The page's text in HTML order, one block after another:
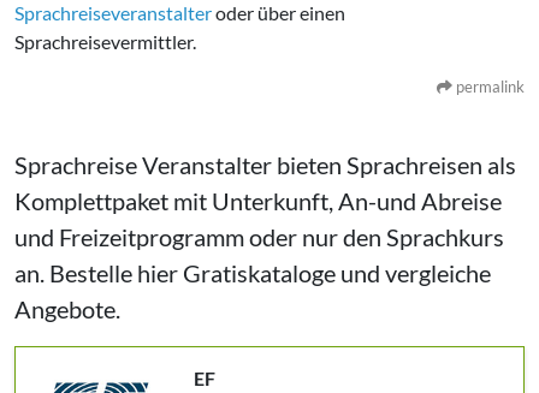
Sprachreiseveranstalteroder über einen
Sprachreisevermittler.
permalink
Sprachreise Veranstalter bieten Sprachreisen als
Komplettpaket mit Unterkunft, An-und Abreise
und Freizeitprogramm oder nur den Sprachkurs
an. Bestelle hier Gratiskataloge und vergleiche
Angebote.
EF